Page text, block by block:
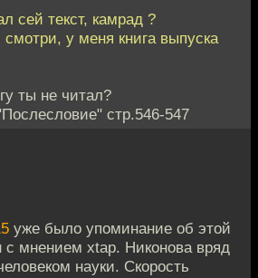
сей текст, камрад ?
у меня книга выпуска
ты не читал?
стр.546-547
уже было упоминание об этой
с мнением xtap. Никонова вряд
науки. Скорость